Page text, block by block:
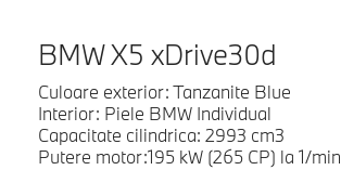
BMW X5 xDrive30d
Culoare exterior: Tanzanite Blue
Interior: Piele BMW Individual
Capacitate cilindrica: 2993 cm3
Putere motor:195 kW (265 CP) la 1/min